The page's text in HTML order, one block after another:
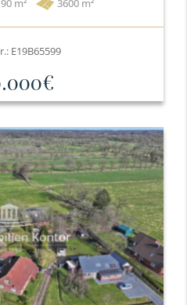
3600 m²
E19B65599